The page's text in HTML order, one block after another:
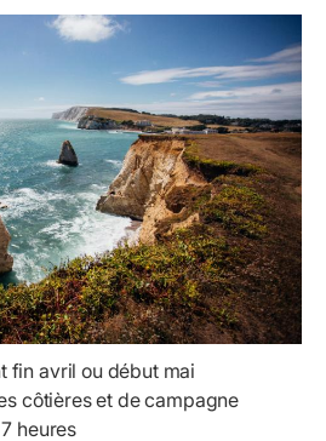
fin avril ou début mai
côtières et de campagne
heures